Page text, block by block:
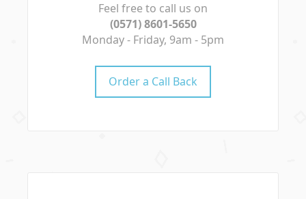
Feel free to call us on
(0571) 8601-5650
Monday - Friday, 9am - 5pm
Order a Call Back